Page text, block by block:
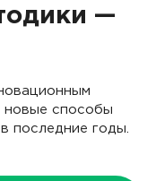
—
новые способы
последние годы.